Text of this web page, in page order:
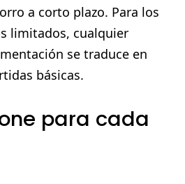
a corto plazo. Para los
limitados, cualquier
se traduce en
básicas.
para cada